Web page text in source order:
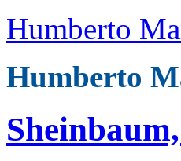
Humberto
Humberto